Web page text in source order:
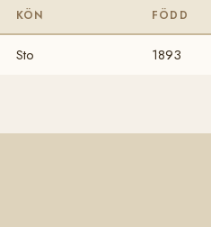
KÖN FÖDD
Sto 1893